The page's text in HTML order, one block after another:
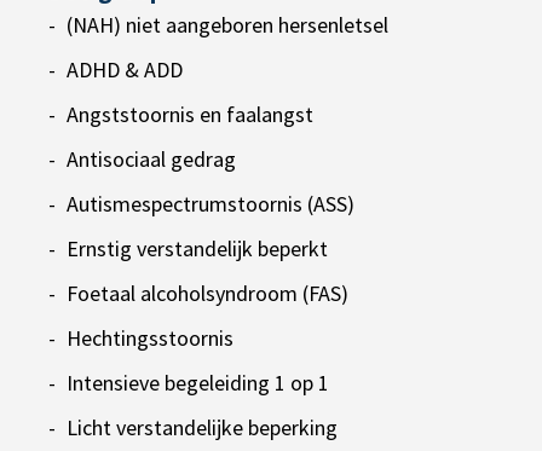
(NAH) niet aangeboren hersenletsel
ADHD & ADD
Angststoornis en faalangst
Antisociaal gedrag
Autismespectrumstoornis (ASS)
Ernstig verstandelijk beperkt
Foetaal alcoholsyndroom (FAS)
Hechtingsstoornis
Intensieve begeleiding 1 op 1
Licht verstandelijke beperking